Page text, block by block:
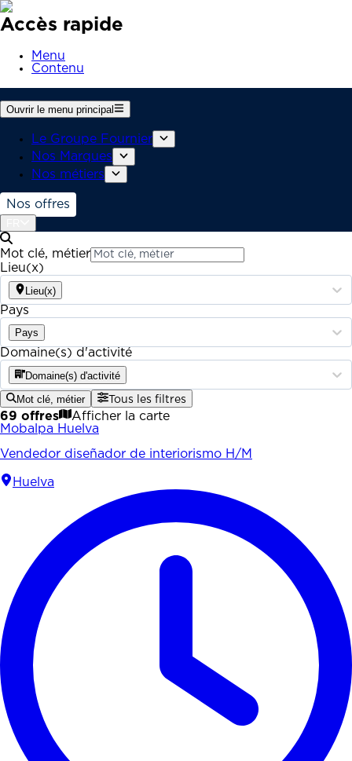
Accès rapide
Menu
Contenu
Ouvrir le menu principal
Le Groupe Fournier
Nos Marques
Nos métiers
Nos offres
Mot clé, métier
Lieu(x)
Lieu(x)
Pays
Pays
Domaine(s) d'activité
Domaine(s) d'activité
Mot clé, métier Tous les filtres
69 offres
Afficher la carte
Mobalpa Huelva
Vendedor diseñador de interiorismo H/M
Huelva